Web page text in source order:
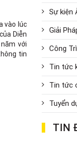
vào lúc
Diễn
với
tin
Sự kiện
Giải
Công
Tin tức
Tin tức
Tuyển
TIN